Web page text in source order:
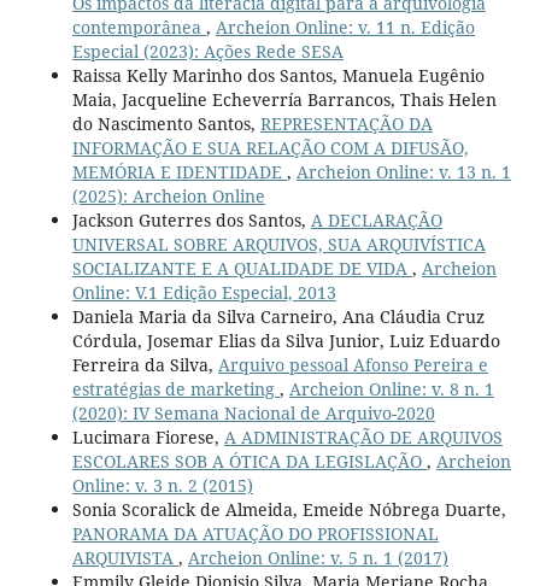
contemporânea , Archeion Online: v. 11 n. Edição
Especial (2023): Ações Rede SESA
Raissa Kelly Marinho dos Santos, Manuela Eugênio
Maia, Jacqueline Echeverría Barrancos, Thais Helen
do Nascimento Santos, REPRESENTAÇÃO DA
INFORMAÇÃO E SUA RELAÇÃO COM A DIFUSÃO,
MEMÓRIA E IDENTIDADE , Archeion Online: v. 13 n. 1
(2025): Archeion Online
Jackson Guterres dos Santos, A DECLARAÇÃO
UNIVERSAL SOBRE ARQUIVOS, SUA ARQUIVÍSTICA
SOCIALIZANTE E A QUALIDADE DE VIDA , Archeion
Online: V.1 Edição Especial, 2013
Daniela Maria da Silva Carneiro, Ana Cláudia Cruz
Córdula, Josemar Elias da Silva Junior, Luiz Eduardo
Ferreira da Silva, Arquivo pessoal Afonso Pereira e
estratégias de marketing , Archeion Online: v. 8 n. 1
(2020): IV Semana Nacional de Arquivo-2020
Lucimara Fiorese, A ADMINISTRAÇÃO DE ARQUIVOS
ESCOLARES SOB A ÓTICA DA LEGISLAÇÃO , Archeion
Online: v. 3 n. 2 (2015)
Sonia Scoralick de Almeida, Emeide Nóbrega Duarte,
PANORAMA DA ATUAÇÃO DO PROFISSIONAL
ARQUIVISTA , Archeion Online: v. 5 n. 1 (2017)